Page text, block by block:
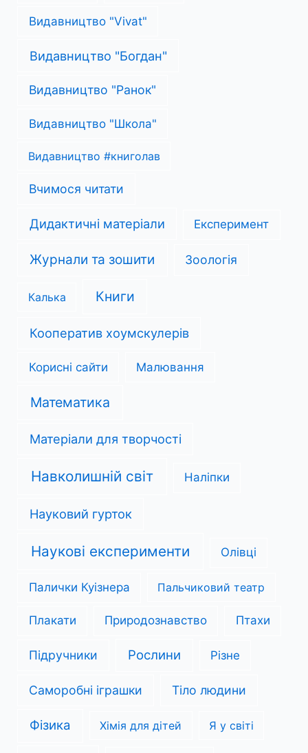
Видавництво "Vivat"
Видавництво "Богдан"
Видавництво "Ранок"
Видавництво "Школа"
Видавництво #книголав
Вчимося читати
Дидактичні матеріали Експеримент
Журнали та зошити Зоологія
Калька Книги
Кооператив хоумскулерів
Корисні сайти Малювання
Математика
Матеріали для творчості
Навколишній світ Наліпки
Науковий гурток
Наукові експерименти Олівці
Палички Куізнера Пальчиковий театр
Плакати Природознавство Птахи
Підручники Рослини Різне
Саморобні іграшки Тіло людини
Фізика Хімія для дітей Я у світі